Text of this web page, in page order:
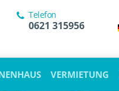
Telefon
0621 315956
VERMIETUNG